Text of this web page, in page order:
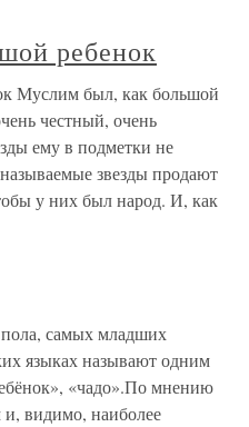
ребенок
Муслим был, как большой
честный, очень
ему в подметки не
звезды продают
у них был народ. И, как
самых младших
языках называют одним
«чадо».По мнению
и, видимо, наиболее